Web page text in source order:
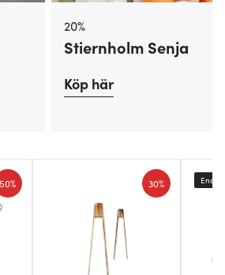
20%
Stiernholm Senja
Köp här
50% 30%